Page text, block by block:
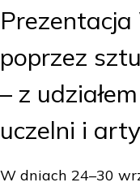
poprzez
– z
uczelni i
W dniach 24–30